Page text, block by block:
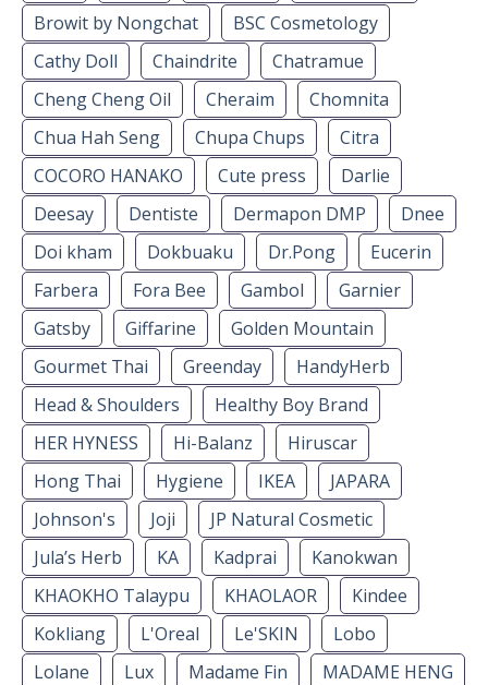
Browit by Nongchat
BSC Cosmetology
Cathy Doll
Chaindrite
Chatramue
Cheng Cheng Oil
Cheraim
Chomnita
Chua Hah Seng
Chupa Chups
Citra
COCORO HANAKO
Cute press
Darlie
Deesay
Dentiste Dermapon DMP
Dnee
Doi kham
Dokbuaku Dr.Pong
Eucerin
Farbera
Fora Bee Gambol
Garnier
Gatsby
Giffarine
Golden Mountain
Gourmet Thai
Greenday
HandyHerb
Head & Shoulders
Healthy Boy Brand
HER HYNESS
Hi-Balanz
Hiruscar
Hong Thai
Hygiene IKEA
JAPARA
Johnson's
Joji
JP Natural Cosmetic
Jula’s Herb
KA Kadprai
Kanokwan
KHAOKHO Talaypu
KHAOLAOR
Kindee
Kokliang
L'Oreal Le'SKIN
Lobo
Lolane
Lux Madame Fin
MADAME HENG